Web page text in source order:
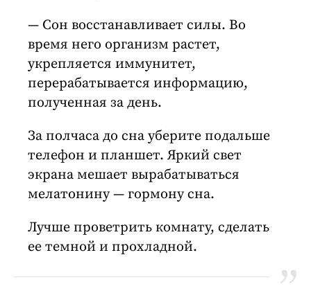
Сон восстанавливает силы. Во
время него организм растет,
укрепляется иммунитет,
перерабатывается информацию,
полученная за день.
За полчаса до сна уберите подальше
телефон и планшет. Яркий свет
экрана мешает вырабатываться
мелатонину — гормону сна.
Лучше проветрить комнату, сделать
ее темной и прохладной.